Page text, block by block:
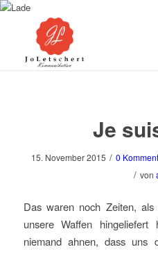
Je
15. November 2015 / 0
/ von
Das waren noch Zeiten,
unsere Waffen
niemand ahnen, dass uns